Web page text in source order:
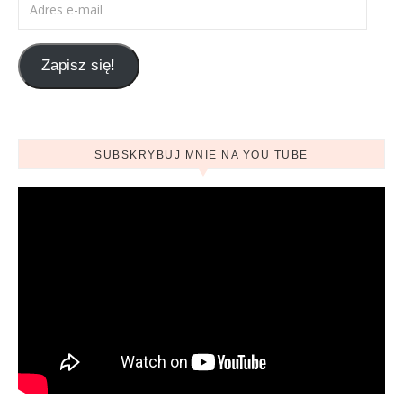
Zapisz się!
SUBSKRYBUJ MNIE NA YOU TUBE